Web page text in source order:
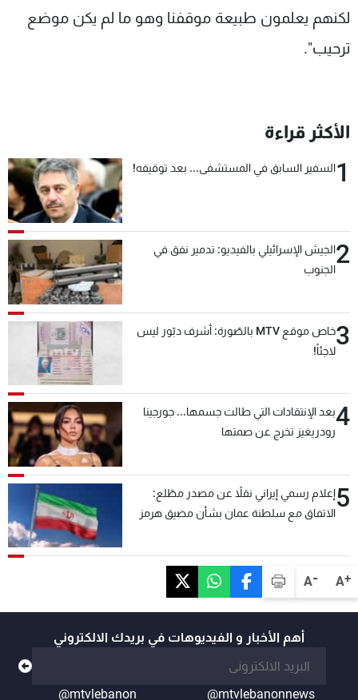
A+
A-
لكنهم يعلمون طبيعة موقفنا وهو ما لم يكن موضع
ترحيب".
الأكثر قراءة
1السفير السابق في المستشفى... بعد توقيفه!
2الجيش الإسرائيلي بالفيديو: تدمير نفق في
الجنوب
3
خاص موقع MTV بالصّورة: أشرف دبّور ليس
لاجئاً!
4بعد الإنتقادات التي طالت جسمها... جورجينا
رودريغيز تخرج عن صمتها
5إعلام رسمي إيراني نقلاً عن مصدر مطّلع:
الاتفاق مع سلطنة عمان بشأن مضيق هرمز
أهم الأخبار و الفيديوهات في بريدك الالكتروني
@mtvlebanonnews
@mtvlebanon